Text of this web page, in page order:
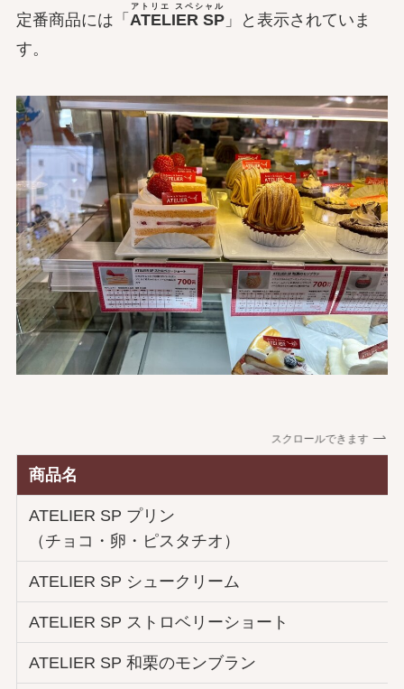
定番商品には「 ATELIER SP
アトリエ スペシャル
」と表示されていま
す。
スクロールできます
商品名
ATELIER SP プリン
（チョコ・卵・ピスタチオ）
ATELIER SP シュークリーム
ATELIER SP ストロベリーショート
ATELIER SP 和栗のモンブラン